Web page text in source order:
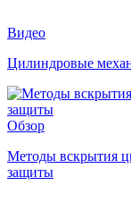
Видео
Цилиндровые
Обзор
Методы вскрытия
защиты